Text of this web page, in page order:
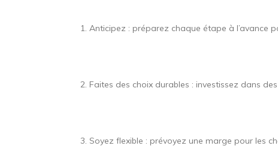
1. Anticipez : préparez chaque étape à l’avance
2. Faites des choix durables : investissez dans
3. Soyez flexible : prévoyez une marge pour les